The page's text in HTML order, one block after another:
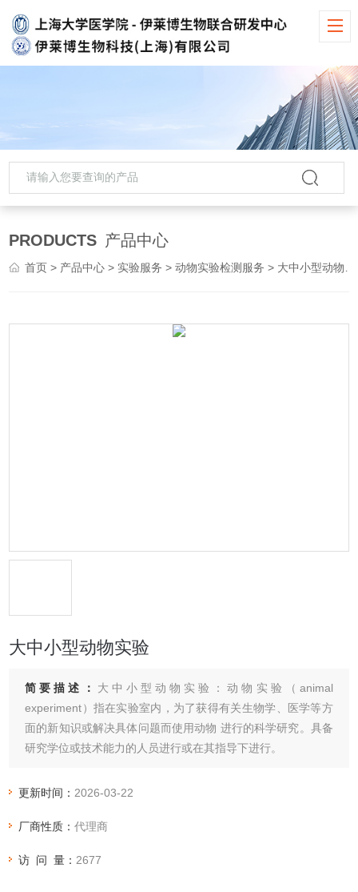
PRODUCTS 产品中心
首页 > 产品中心 > 实验服务 >动物实验检测服务 > 大中小型动物实验
大中小型动物实验
简要描述： 大中小型动物实验：动物实验（animal
experiment）指在实验室内，为了获得有关生物学、医学等方
面的新知识或解决具体问题而使用动物 进行的科学研究。具备
研究学位或技术能力的人员进行或在其指导下进行。
更新时间： 2026-03-22
厂商性质：代理商
访 问 量： 2677